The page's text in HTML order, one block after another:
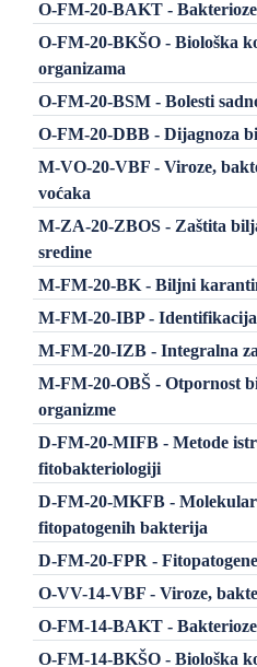
O-FM-20-BAKT -
O-FM-20-BKŠO - Biološka
organizama
O-FM-20-BSM - Bolesti
O-FM-20-DBB - Dijagnoza
M-VO-20-VBF - Viroze,
voćaka
M-ZA-20-ZBOS - Zaštita
sredine
M-FM-20-BK - Biljni
M-FM-20-IBP -
M-FM-20-IZB - Integralna
M-FM-20-OBŠ - Otpornost
organizme
D-FM-20-MIFB - Metode
fitobakteriologiji
D-FM-20-MKFB -
fitopatogenih bakterija
D-FM-20-FPR -
O-VV-14-VBF - Viroze,
O-FM-14-BAKT -
O-FM-14-BKŠO - Biološka